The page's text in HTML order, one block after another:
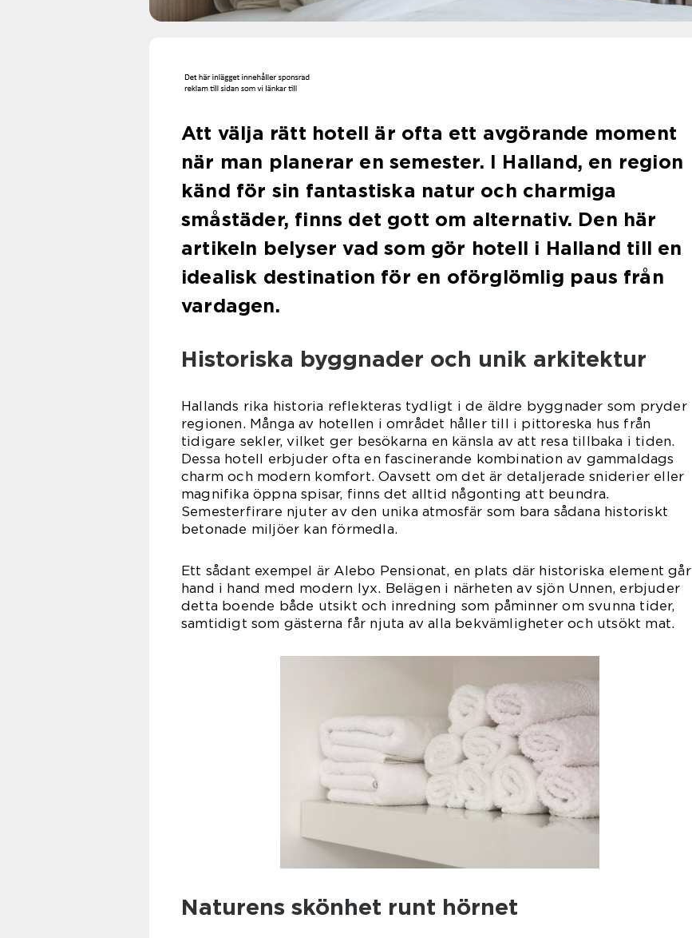
Att välja rätt hotell är ofta ett avgörande moment
när man planerar en semester. I Halland, en region
känd för sin fantastiska natur och charmiga
småstäder, finns det gott om alternativ. Den här
artikeln belyser vad som gör hotell i Halland till en
idealisk destination för en oförglömlig paus från
vardagen.
Historiska byggnader och unik arkitektur
Hallands rika historia reflekteras tydligt i de äldre byggnader som pryder
regionen. Många av hotellen i området håller till i pittoreska hus från
tidigare sekler, vilket ger besökarna en känsla av att resa tillbaka i tiden.
Dessa hotell erbjuder ofta en fascinerande kombination av gammaldags
charm och modern komfort. Oavsett om det är detaljerade sniderier eller
magnifika öppna spisar, finns det alltid någonting att beundra.
Semesterfirare njuter av den unika atmosfär som bara sådana historiskt
betonade miljöer kan förmedla.
Ett sådant exempel är Alebo Pensionat, en plats där historiska element går
hand i hand med modern lyx. Belägen i närheten av sjön Unnen, erbjuder
detta boende både utsikt och inredning som påminner om svunna tider,
samtidigt som gästerna får njuta av alla bekvämligheter och utsökt mat.
Naturens skönhet runt hörnet